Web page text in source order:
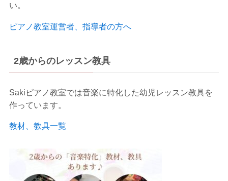
い。
ピアノ教室運営者、指導者の方へ
2歳からのレッスン教具
Sakiピアノ教室では音楽に特化した幼児レッスン教具を
作っています。
教材、教具一覧